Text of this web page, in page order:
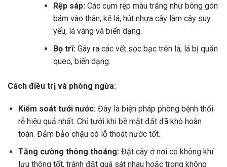
Rệp sáp:Các cụm rệp màu trắng như bông gòn
bám vào thân, kẽ lá, hút nhựa cây làm cây suy
yếu, lá vàng và biến dạng.
Bọ trĩ: Gây ra các vết sọc bạc trên lá, lá bị quăn
queo, biến dạng.
Cách điều trị và phòng ngừa:
Kiểm soát tưới nước:Đây là biện pháp phòng bệnh thối
rễ hiệu quả nhất. Chỉ tưới khi bề mặt đất đã khô hoàn
toàn. Đảm bảo chậu có lỗ thoát nước tốt.
Tăng cường thông thoáng:Đặt cây ở nơi có không khí
lưu thông tốt, tránh đặt quá sát nhau hoặc trong không